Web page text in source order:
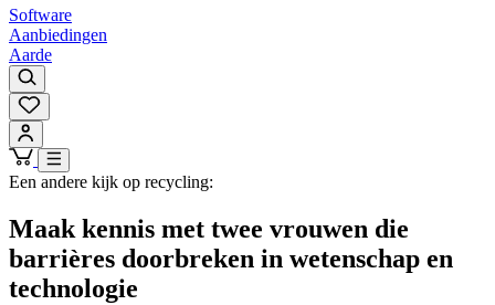
Software
Aanbiedingen
Aarde
Een andere kijk op recycling:
Maak kennis met twee vrouwen die
barrières doorbreken in wetenschap en
technologie